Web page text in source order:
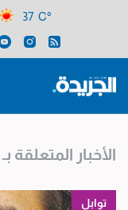
37 C°
الأخبار المتعلقة بـ
توابل